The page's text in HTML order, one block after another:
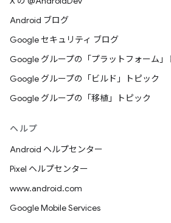
Android ブログ
Google セキュリティ ブログ
Google グループの「プラットフォーム」
Google グループの「ビルド」トピック
Google グループの「移植」トピック
ヘルプ
Android ヘルプセンター
Pixel ヘルプセンター
www.android.com
Google Mobile Services